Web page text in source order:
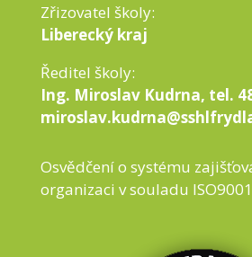
Zřizovatel školy:
Liberecký kraj
Ředitel školy:
Ing. Miroslav Kudrna, tel.
Osvědčení o systému
organizaci v souladu